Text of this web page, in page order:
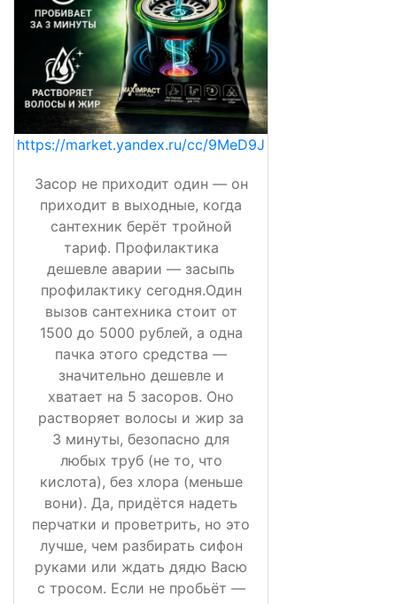
https://market.yandex.ru/cc/9MeD9J
Засор не приходит один — он
приходит в выходные, когда
сантехник берёт тройной
тариф. Профилактика
дешевле аварии — засыпь
профилактику сегодня.Один
вызов сантехника стоит от
1500 до 5000 рублей, а одна
пачка этого средства —
значительно дешевле и
хватает на 5 засоров. Оно
растворяет волосы и жир за
3 минуты, безопасно для
любых труб (не то, что
кислота), без хлора (меньше
вони). Да, придётся надеть
перчатки и проветрить, но это
лучше, чем разбирать сифон
руками или ждать дядю Васю
с тросом. Если не пробьёт —